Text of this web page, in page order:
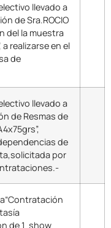
llevado a
de Sra.ROCIO
del la muestra
a realizarse en el
de
llevado a
de Resmas de
de
por
de 1 show